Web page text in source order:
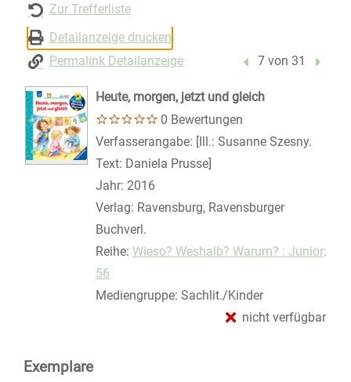
Zur Trefferliste
Detailanzeige drucken
Permalink Detailanzeige
Vorheriger Treffer
7 von 31
Heute, morgen, jetzt und gleich
0 Bewertungen
Suche nach diesem Verfasser
Verfasserangabe: [Ill.: Susanne Szesny.
Text: Daniela Prusse]
Jahr: 2016
Verlag: Ravensburg, Ravensburger
Buchverl.
Reihe: Wieso? Weshalb? Warum? : Junior;
56
Mediengruppe: Sachlit./Kinder
nicht verfügbar
Exemplare